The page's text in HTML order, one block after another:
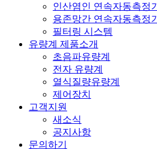
인산염인 연속자동측정기
용존망간 연속자동측정기
필터링 시스템
유량계 제품소개
초음파유량계
전자 유량계
열식질량유량계
제어장치
고객지원
새소식
공지사항
문의하기